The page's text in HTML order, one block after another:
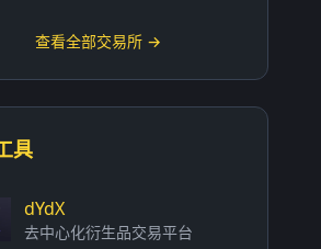
查看全部交易所 →
具
dYdX
去中心化衍生品交易平台